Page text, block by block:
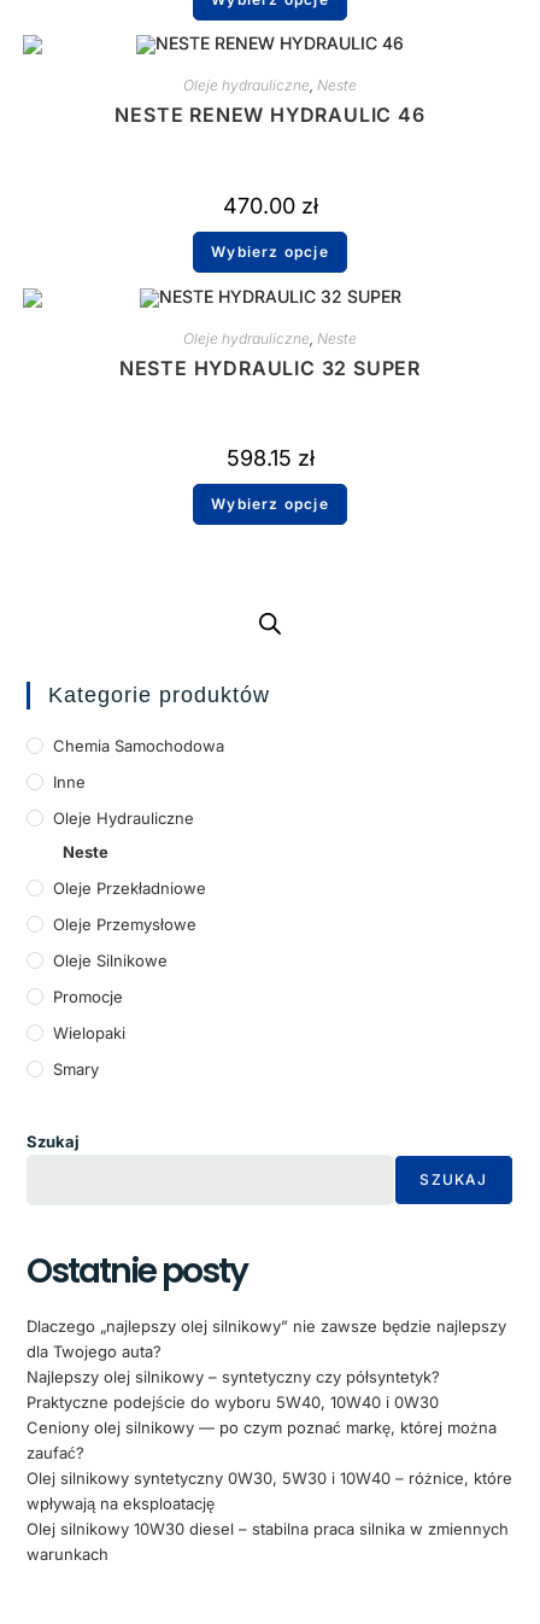
Oleje hydrauliczne, Neste
NESTE RENEW HYDRAULIC 46
470.00 zł
Wybierz opcje
Oleje hydrauliczne Neste
NESTE HYDRAULIC 32 SUPER
598.15 zł
Wybierz opcje
Kategorie produktów
Chemia Samochodowa
Inne
Oleje Hydrauliczne
Neste
Oleje Przekładniowe
Oleje Przemysłowe
Oleje Silnikowe
Promocje
Wielopaki
Smary
Szukaj
SZUKAJ
Ostatnie posty
Dlaczego „najlepszy olej silnikowy” nie zawsze będzie najlepszy
dla Twojego auta?
Najlepszy olej silnikowy – syntetyczny czy półsyntetyk?
Praktyczne podejście do wyboru 5W40, 10W40 i 0W30
Ceniony olej silnikowy — po czym poznać markę, której można
zaufać?
Olej silnikowy syntetyczny 0W30, 5W30 i 10W40 – różnice, które
wpływają na eksploatację
Olej silnikowy 10W30 diesel – stabilna praca silnika w zmiennych
warunkach